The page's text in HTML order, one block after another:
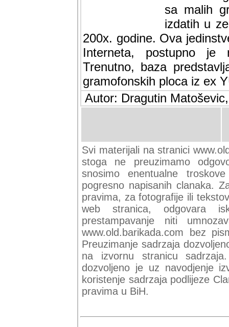
sa malih
izdatih u
200x. godine. Ova
Interneta, postupno je
baza predstavlja
ploca iz ex YU.
Autor: Dragutin
Svi materijali na stranici
stoga ne preuzimamo
snosimo enentualne
pogresno napisanih clanaka.
pravima, za fotografije ili
web stranica, odgovara
prestampavanje niti
www.old.barikada.com bez
Preuzimanje sadrzaja
na izvornu stranicu
dozvoljeno je uz navodjenje
koristenje sadrzaja podlijeze
pravima u BiH.